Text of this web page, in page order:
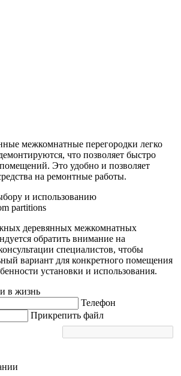
межкомнатные перегородки легко
что позволяет быстро
Это удобно и позволяет
на ремонтные работы.
и использованию
деревянных межкомнатных
обратить внимание на
специалистов, чтобы
вариант для конкретного помещения
установки и использования.
в жизнь
Телефон
Прикрепить файл